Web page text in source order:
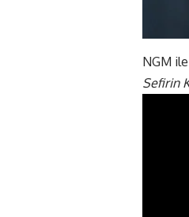
NGM
Sefirin